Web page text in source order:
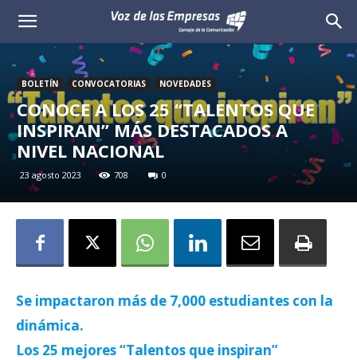
Voz
las
Empresas
BOLETÍN CONVOCATORIAS NOVEDADES
CONOCE A LOS 25 “TALENTOS QUE
INSPIRAN” MÁS DESTACADOS A
NIVEL NACIONAL
23 agosto 2023 708 0
Se impactaron más de 7,000 estudiantes con la
dinámica.
Los 25 mejores “Talentos que inspiran”